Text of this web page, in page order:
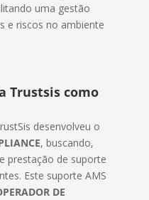
uma gestão
e riscos no ambiente
Trustsis como
desenvolveu o
, buscando,
prestação de suporte
Este suporte AMS
DE